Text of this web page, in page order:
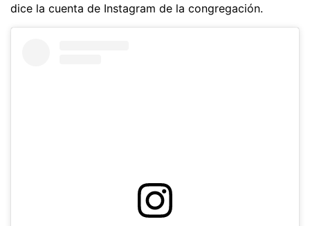
dice la cuenta de Instagram de la congregación.